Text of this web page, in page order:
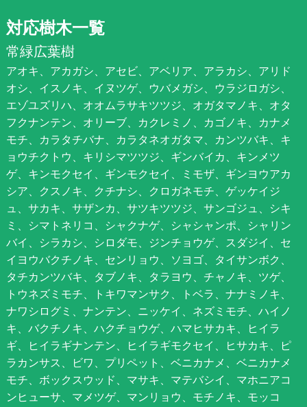
対応樹木一覧
常緑広葉樹
アオキ、アカガシ、アセビ、アベリア、アラカシ、アリド
オシ、イスノキ、イヌツゲ、ウバメガシ、ウラジロガシ、
エゾユズリハ、オオムラサキツツジ、オガタマノキ、オタ
フクナンテン、オリーブ、カクレミノ、カゴノキ、カナメ
モチ、カラタチバナ、カラタネオガタマ、カンツバキ、キ
ョウチクトウ、キリシマツツジ、ギンバイカ、キンメツ
ゲ、キンモクセイ、ギンモクセイ、ミモザ、ギンヨウアカ
シア、クスノキ、クチナシ、クロガネモチ、ゲッケイジ
ュ、サカキ、サザンカ、サツキツツジ、サンゴジュ、シキ
ミ、シマトネリコ、シャクナゲ、シャシャンポ、シャリン
バイ、シラカシ、シロダモ、ジンチョウゲ、スダジイ、セ
イヨウバクチノキ、センリョウ、ソヨゴ、タイサンボク、
タチカンツバキ、タブノキ、タラヨウ、チャノキ、ツゲ、
トウネズミモチ、トキワマンサク、トベラ、ナナミノキ、
ナワシログミ、ナンテン、ニッケイ、ネズミモチ、ハイノ
キ、バクチノキ、ハクチョウゲ、ハマヒサカキ、ヒイラ
ギ、ヒイラギナンテン、ヒイラギモクセイ、ヒサカキ、ピ
ラカンサス、ビワ、プリペット、ベニカナメ、ベニカナメ
モチ、ボックスウッド、マサキ、マテバシイ、マホニアコ
ンヒューサ、マメツゲ、マンリョウ、モチノキ、モッコ